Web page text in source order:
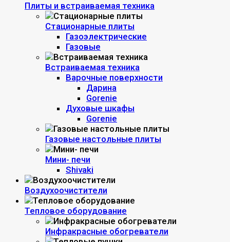
Плиты и встраиваемая техника
Стационарные плиты
Газоэлектрические
Газовые
Встраиваемая техника
Варочные поверхности
Дарина
Gorenie
Духовые шкафы
Gorenie
Газовые настольные плиты
Мини- печи
Shivaki
Воздухоочистители
Тепловое оборудование
Инфракрасные обогреватели